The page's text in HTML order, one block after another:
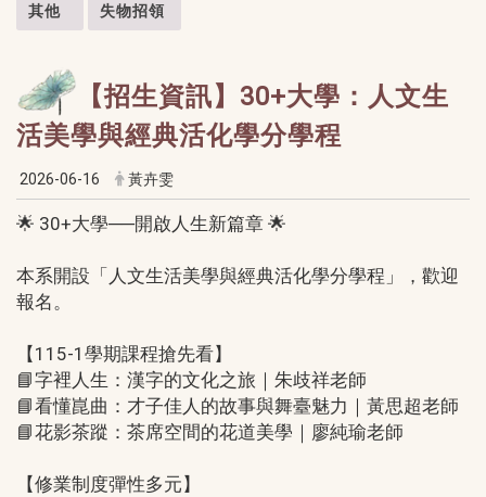
其他 失物招領
【招生資訊】30+大學：人文生
活美學與經典活化學分學程
2026-06-16 黃卉雯
🌟 30+大學──開啟人生新篇章 🌟
本系開設「人文生活美學與經典活化學分學程」，歡迎
報名。
【115-1學期課程搶先看】
📘字裡人生：漢字的文化之旅｜朱歧祥老師
📘看懂崑曲：才子佳人的故事與舞臺魅力｜黃思超老師
📘花影茶蹤：茶席空間的花道美學｜廖純瑜老師
【修業制度彈性多元】